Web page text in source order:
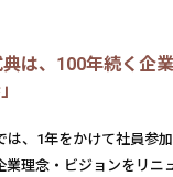
は、100年続く企
は、1年をかけて社員参
業理念・ビジョンをリニ